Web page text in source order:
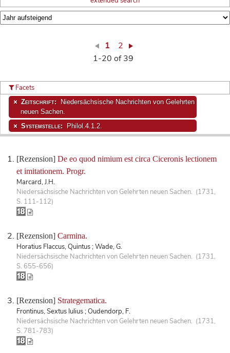
1
2
1-20 of 39
[Rezension] De eo quod nimium est circa Ciceronis lectionem
et imitationem. Progr.
Marcard, J.H.
Niedersächsische Nachrichten von Gelehrten neuen Sachen. (1731,
S. 111-112)
[Rezension] Carmina.
Horatius Flaccus, Quintus ; Wade, G.
Niedersächsische Nachrichten von Gelehrten neuen Sachen. (1731,
S. 655-656)
[Rezension] Strategematica.
Frontinus, Sextus Iulius ; Oudendorp, F.
Niedersächsische Nachrichten von Gelehrten neuen Sachen. (1731,
S. 781-783)
Facets
Zeitschrift:
Niedersächsische Nachrichten von Gelehrten
neuen Sachen.
Systemstelle: Philol.4.1.2.